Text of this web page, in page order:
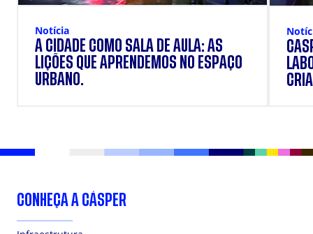
Notícia
A CIDADE COMO SALA DE AULA: AS
LIÇÕES QUE APRENDEMOS NO ESPAÇO
URBANO.
CONHEÇA A CÁSPER